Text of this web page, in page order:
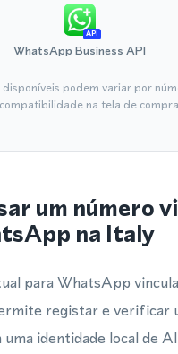
API
WhatsApp Business API
disponíveis podem variar por
na tela de
um número
na Italy
para WhatsApp
registar e verificar
identidade local de